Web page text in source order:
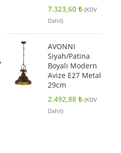
7.323,60₺ (KDV
Dahil)
AVONNI
Siyah/Patina
Boyalı Modern
Avize E27 Metal
29cm
2.492,88₺ (KDV
Dahil)